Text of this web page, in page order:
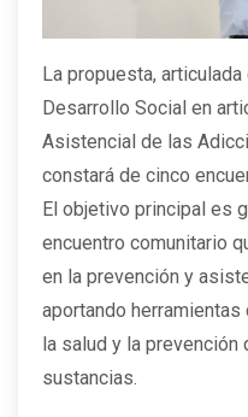
La propuesta,
Desarrollo Social en
Asistencial de las
constará de cinco
El objetivo principal es
encuentro comunitario
en la prevención y
aportando
la salud y la
sustancias.